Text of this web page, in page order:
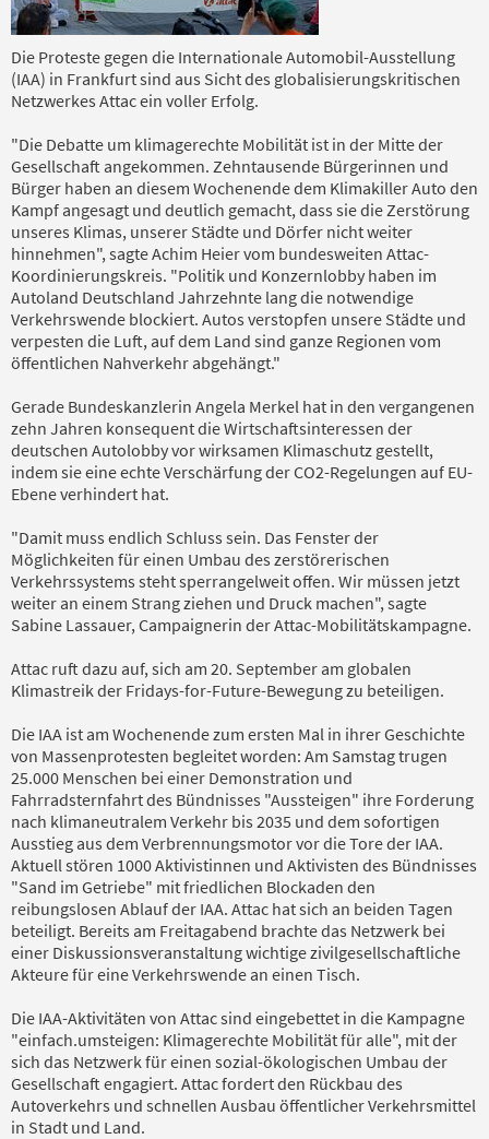
Die Proteste gegen die Internationale Automobil-Ausstellung
(IAA) in Frankfurt sind aus Sicht des globalisierungskritischen
Netzwerkes Attac ein voller Erfolg.
"Die Debatte um klimagerechte Mobilität ist in der Mitte der
Gesellschaft angekommen. Zehntausende Bürgerinnen und
Bürger haben an diesem Wochenende dem Klimakiller Auto den
Kampf angesagt und deutlich gemacht, dass sie die Zerstörung
unseres Klimas, unserer Städte und Dörfer nicht weiter
hinnehmen", sagte Achim Heier vom bundesweiten Attac-
Koordinierungskreis. "Politik und Konzernlobby haben im
Autoland Deutschland Jahrzehnte lang die notwendige
Verkehrswende blockiert. Autos verstopfen unsere Städte und
verpesten die Luft, auf dem Land sind ganze Regionen vom
öffentlichen Nahverkehr abgehängt."
Gerade Bundeskanzlerin Angela Merkel hat in den vergangenen
zehn Jahren konsequent die Wirtschaftsinteressen der
deutschen Autolobby vor wirksamen Klimaschutz gestellt,
indem sie eine echte Verschärfung der CO2-Regelungen auf EU-
Ebene verhindert hat.
"Damit muss endlich Schluss sein. Das Fenster der
Möglichkeiten für einen Umbau des zerstörerischen
Verkehrssystems steht sperrangelweit offen. Wir müssen jetzt
weiter an einem Strang ziehen und Druck machen", sagte
Sabine Lassauer, Campaignerin der Attac-Mobilitätskampagne.
Attac ruft dazu auf, sich am 20. September am globalen
Klimastreik der Fridays-for-Future-Bewegung zu beteiligen.
Die IAA ist am Wochenende zum ersten Mal in ihrer Geschichte
von Massenprotesten begleitet worden: Am Samstag trugen
25.000 Menschen bei einer Demonstration und
Fahrradsternfahrt des Bündnisses "Aussteigen" ihre Forderung
nach klimaneutralem Verkehr bis 2035 und dem sofortigen
Ausstieg aus dem Verbrennungsmotor vor die Tore der IAA.
Aktuell stören 1000 Aktivistinnen und Aktivisten des Bündnisses
"Sand im Getriebe" mit friedlichen Blockaden den
reibungslosen Ablauf der IAA. Attac hat sich an beiden Tagen
beteiligt. Bereits am Freitagabend brachte das Netzwerk bei
einer Diskussionsveranstaltung wichtige zivilgesellschaftliche
Akteure für eine Verkehrswende an einen Tisch.
Die IAA-Aktivitäten von Attac sind eingebettet in die Kampagne
"einfach.umsteigen: Klimagerechte Mobilität für alle", mit der
sich das Netzwerk für einen sozial-ökologischen Umbau der
Gesellschaft engagiert. Attac fordert den Rückbau des
Autoverkehrs und schnellen Ausbau öffentlicher Verkehrsmittel
in Stadt und Land.